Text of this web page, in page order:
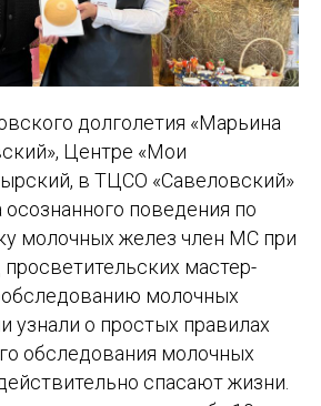
долголетия «Марьина
Центре «Мои
в ТЦСО «Савеловский»
поведения по
молочных желез член МС при
мастер-
молочных
узнали о простых правилах
обследования молочных
спасают жизни.